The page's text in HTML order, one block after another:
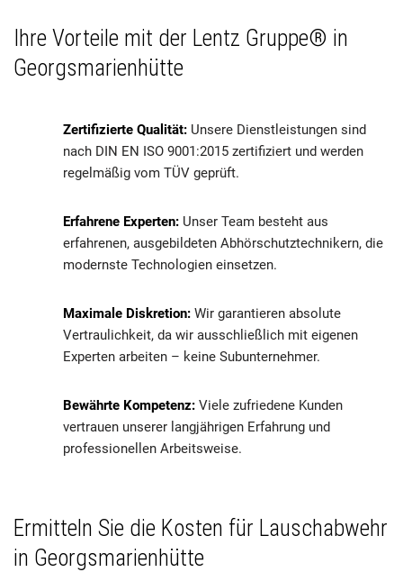
Ihre Vorteile mit der Lentz Gruppe® in
Georgsmarienhütte
Zertifizierte Qualität: Unsere Dienstleistungen sind
nach DIN EN ISO 9001:2015 zertifiziert und werden
regelmäßig vom TÜV geprüft.
Erfahrene Experten: Unser Team besteht aus
erfahrenen, ausgebildeten Abhörschutztechnikern, die
modernste Technologien einsetzen.
Maximale Diskretion: Wir garantieren absolute
Vertraulichkeit, da wir ausschließlich mit eigenen
Experten arbeiten – keine Subunternehmer.
Bewährte Kompetenz: Viele zufriedene Kunden
vertrauen unserer langjährigen Erfahrung und
professionellen Arbeitsweise.
Ermitteln Sie die Kosten für Lauschabwehr
in Georgsmarienhütte